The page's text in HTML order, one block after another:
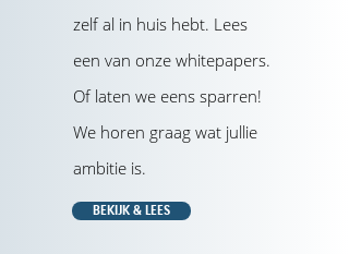
zelf al in huis hebt. Lees
een van onze whitepapers.
Of laten we eens sparren!
We horen graag wat jullie
ambitie is.
BEKIJK & LEES